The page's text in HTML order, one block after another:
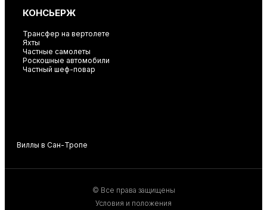
КОНСЬЕРЖ
Трансфер на вертолете
Яхты
Частные самолеты
Роскошные автомобили
Частный шеф-повар
Виллы в Сан-Тропе
© Все права защищены
Условия и положения